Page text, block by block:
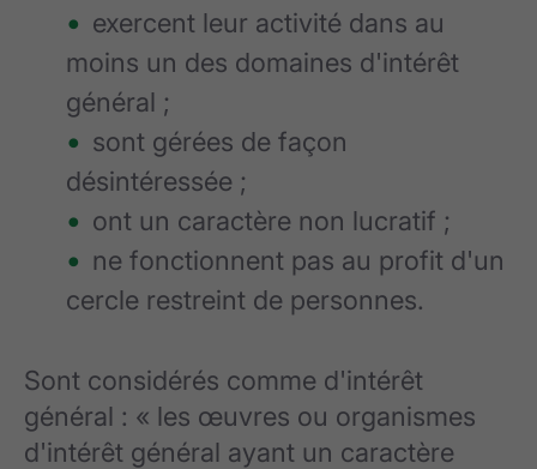
exercent leur activité dans au
moins un des domaines d'intérêt
général ;
sont gérées de façon
désintéressée ;
ont un caractère non lucratif ;
ne fonctionnent pas au profit d'un
cercle restreint de personnes.
Sont considérés comme d'intérêt
général : « les œuvres ou organismes
d'intérêt général ayant un caractère